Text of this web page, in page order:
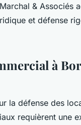
& Associés
et défense
à
la défense des
requièrent une